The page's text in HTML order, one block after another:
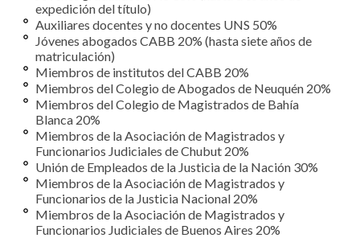
expedición del título)
Auxiliares docentes y no docentes UNS 50%
Jóvenes abogados CABB 20% (hasta siete años de
matriculación)
Miembros de institutos del CABB 20%
Miembros del Colegio de Abogados de Neuquén 20%
Miembros del Colegio de Magistrados de Bahía
Blanca 20%
Miembros de la Asociación de Magistrados y
Funcionarios Judiciales de Chubut 20%
Unión de Empleados de la Justicia de la Nación 30%
Miembros de la Asociación de Magistrados y
Funcionarios de la Justicia Nacional 20%
Miembros de la Asociación de Magistrados y
Funcionarios Judiciales de Buenos Aires 20%